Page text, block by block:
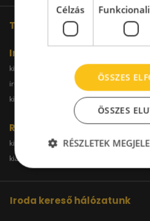
További oldalaink
Iroda
kiadoiroda.info
irodakiadobudapest.hu
kiadoirodabudaors.hu
Raktár
kiadoraktarbudapest.hu
kiadoraktardebrecen.hu
Iroda kereső hálózatunk
Célzás
ÖSSZES
ÖSSZES
RÉSZLETEK